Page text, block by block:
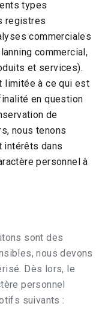
types
registres
commerciales
commercial,
et services).
limitée à ce qui est
en question
de
nous tenons
intérêts dans
personnel à
sont des
nous devons
Dès lors, le
personnel
suivants :